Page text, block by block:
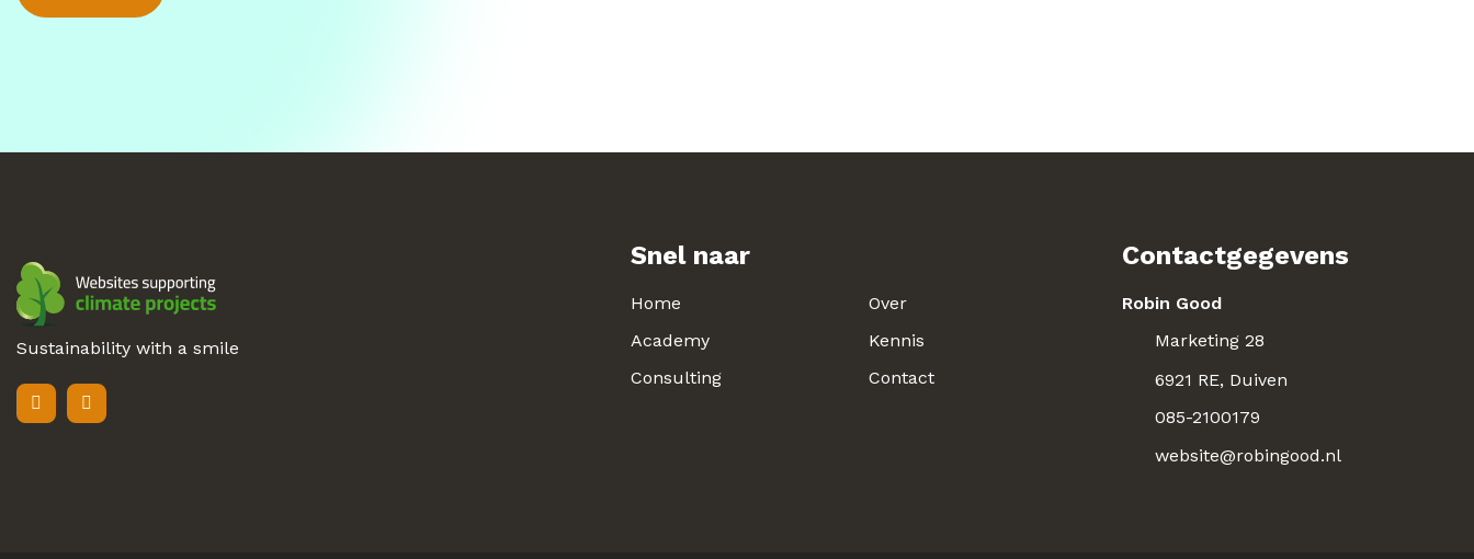
Sustainability with a smile
Snel naar
Home
Academy
Consulting
Over
Kennis
Contact
Contactgegevens
Robin Good
Marketing 28
6921 RE, Duiven
085-2100179
website@robingood.nl